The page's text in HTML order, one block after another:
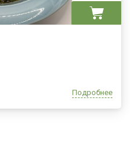
Подробнее